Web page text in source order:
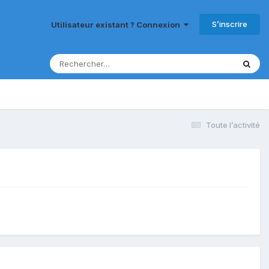
Utilisateur existant ? Connexion S’inscrire
Toute l’activité